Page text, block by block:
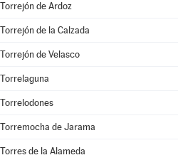
Torrejón de Ardoz
Torrejón de la Calzada
Torrejón de Velasco
Torrelaguna
Torrelodones
Torremocha de Jarama
Torres de la Alameda